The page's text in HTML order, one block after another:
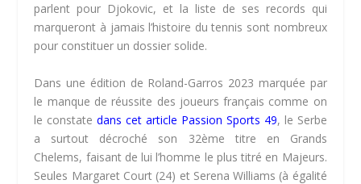
parlent pour Djokovic, et la liste de ses records qui
marqueront à jamais l’histoire du tennis sont nombreux
pour constituer un dossier solide.
Dans une édition de Roland-Garros 2023 marquée par
le manque de réussite des joueurs français comme on
le constatedans cet article Passion Sports 49, le Serbe
a surtout décroché son 32ème titre en Grands
Chelems, faisant de lui l’homme le plus titré en Majeurs.
Seules Margaret Court (24) et Serena Williams (à égalité